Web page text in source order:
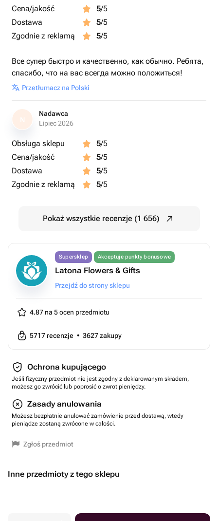
Cena/jakość 5/5
Dostawa
5/5
Zgodnie z reklamą
5/5
Все супер быстро и качественно, как обычно. Ребята,
спасибо, что на вас всегда можно положиться!
Przetłumacz na Polski
N
Nadawca
Lipiec 2026
Obsługa sklepu 5/5
Cena/jakość
5/5
Dostawa
5/5
Zgodnie z reklamą
5/5
Pokaż wszystkie recenzje (1 656)
Supersklep Akceptuje punkty bonusowe
Latona Flowers & Gifts
Przejdź do strony sklepu
4.87 na 5ocen przedmiotu
5717 recenzje • 3627zakupy
Ochrona kupującego
Jeśli fizyczny przedmiot nie jest zgodny z deklarowanym składem,
możesz go zwrócić lub poprosić o zwrot pieniędzy.
Zasady anulowania
Możesz bezpłatnie anulować zamówienie przed dostawą, wtedy
pieniądze zostaną zwrócone w całości.
Zgłoś przedmiot
Inne przedmioty z tego sklepu